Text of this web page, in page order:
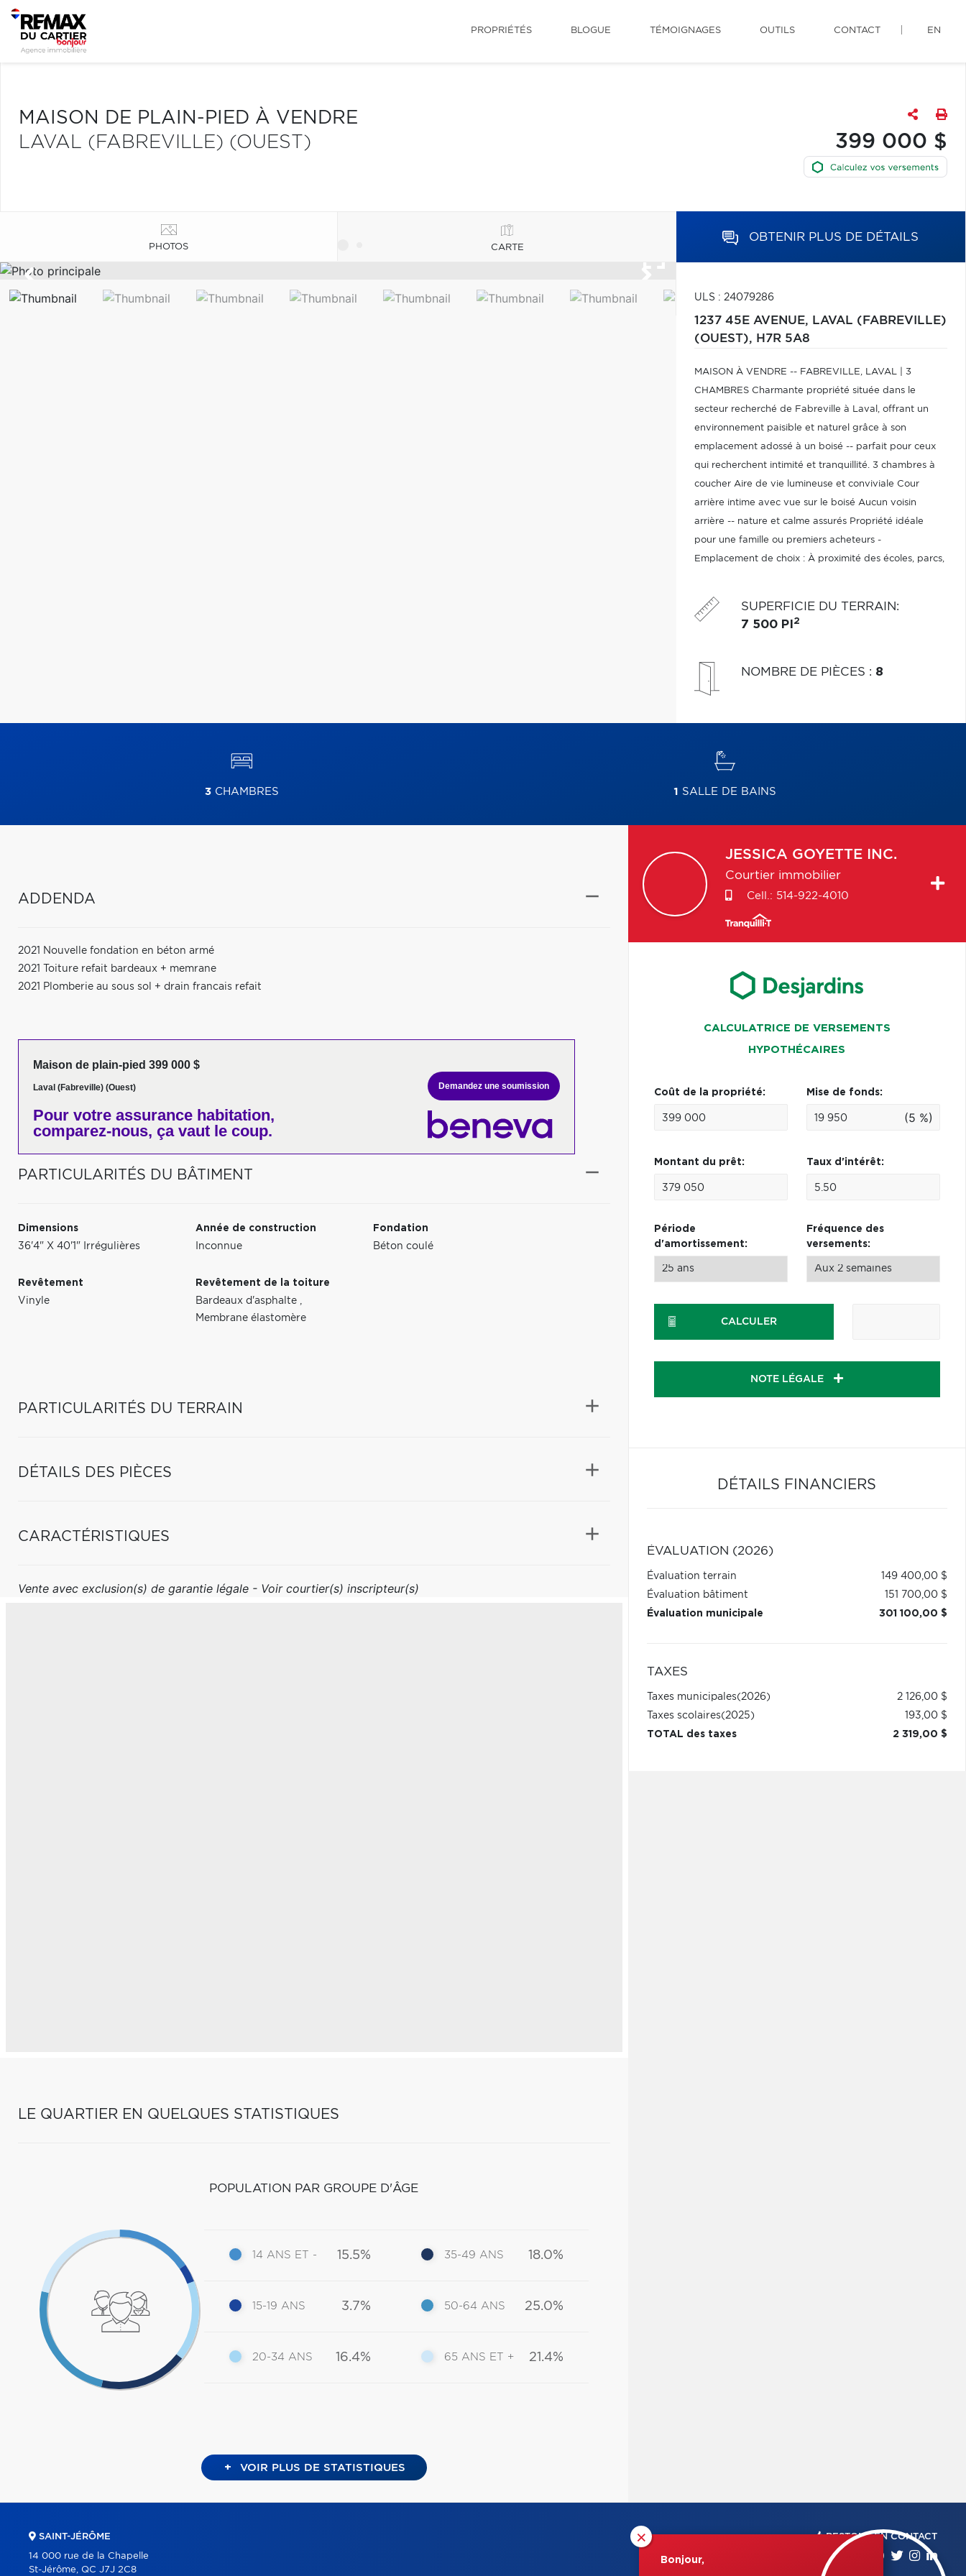
PROPRIÉTÉS BLOGUE TÉMOIGNAGES OUTILS CONTACT EN
MAISON DE PLAIN-PIED À VENDRE
LAVAL (FABREVILLE) (OUEST)
399 000 $
PHOTOS CARTE
OBTENIR PLUS DE DÉTAILS
ULS : 24079286
1237 45E AVENUE, LAVAL (FABREVILLE)
(OUEST), H7R 5A8
MAISON À VENDRE -- FABREVILLE, LAVAL | 3
CHAMBRES Charmante propriété située dans le
secteur recherché de Fabreville à Laval, offrant un
environnement paisible et naturel grâce à son
emplacement adossé à un boisé -- parfait pour ceux
qui recherchent intimité et tranquillité. 3 chambres à
coucher Aire de vie lumineuse et conviviale Cour
arrière intime avec vue sur le boisé Aucun voisin
arrière -- nature et calme assurés Propriété idéale
pour une famille ou premiers acheteurs -
Emplacement de choix : À proximité des écoles, parcs,
accès rapide aux principaux axes routiers. Belle
luminosité
SUPERFICIE DU TERRAIN:
7 500 PI 2
NOMBRE DE PIÈCES : 8
3CHAMBRES 1 SALLE DE BAINS
ADDENDA
2021 Nouvelle fondation en béton armé
2021 Toiture refait bardeaux + memrane
2021 Plomberie au sous sol + drain francais refait
Maison de plain-pied 399 000 $
Laval (Fabreville) (Ouest)
Pour votre assurance habitation,
comparez-nous, ça vaut le coup.
Demandez une soumission
PARTICULARITÉS DU BÂTIMENT
Dimensions
36'4" X 40'1" Irrégulières
Année de construction
Inconnue
Fondation
Béton coulé
Revêtement
Vinyle
Revêtement de la toiture
Bardeaux d'asphalte ,
Membrane élastomère
PARTICULARITÉS DU TERRAIN
DÉTAILS DES PIÈCES
CARACTÉRISTIQUES
Vente avec exclusion(s) de garantie légale - Voir courtier(s) inscripteur(s)
LE QUARTIER EN QUELQUES STATISTIQUES
POPULATION PAR GROUPE D'ÂGE
14 ANS ET - 15.5%
15-19 ANS 3.7%
20-34 ANS 16.4%
35-49 ANS 18.0%
50-64 ANS 25.0%
65 ANS ET + 21.4%
+ VOIR PLUS DE STATISTIQUES
JESSICA GOYETTE INC.
Courtier immobilier
Cell.: 514-922-4010
CALCULATRICE DE VERSEMENTS
HYPOTHÉCAIRES
Coût de la propriété: Mise de fonds:
(5 %)
Montant du prêt: Taux d'intérêt:
Période
d'amortissement:
Fréquence des
versements:
CALCULER
NOTE LÉGALE
DÉTAILS FINANCIERS
ÉVALUATION (2026)
Évaluation terrain
149 400,00 $
Évaluation bâtiment
151 700,00 $
Évaluation municipale
301 100,00 $
TAXES
Taxes municipales(2026)
2 126,00 $
Taxes scolaires(2025)
193,00 $
TOTAL des taxes
2 319,00 $
×
Bonjour,
SAINT-JÉRÔME
14 000 rue de la Chapelle
St-Jérôme, QC J7J 2C8
RESTONS EN CONTACT